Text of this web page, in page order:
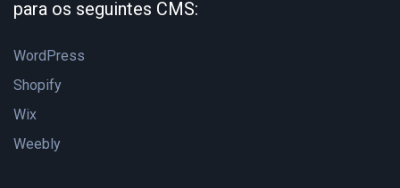
para os seguintes CMS:
WordPress
Shopify
Wix
Weebly